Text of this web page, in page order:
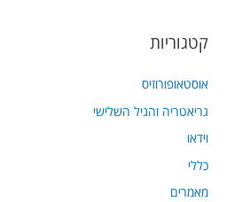
קטגוריות
אוסטאופורוזיס
גריאטריה והגיל השלישי
וידאו
כללי
מאמרים